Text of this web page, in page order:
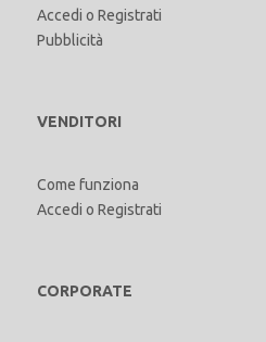
Accedi o Registrati
Pubblicità
VENDITORI
Come funziona
Accedi o Registrati
CORPORATE